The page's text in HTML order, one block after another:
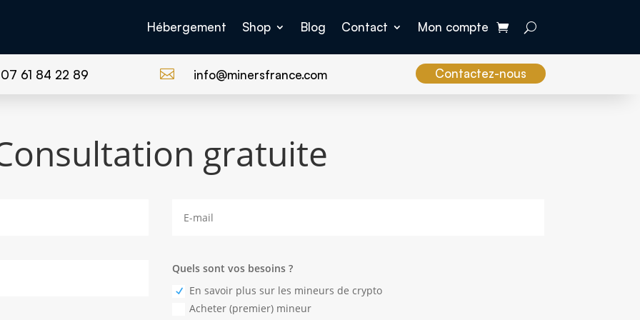
Hébergement Shop Blog Contact Mon compte
07 61 84 22 89  info@minersfrance.com Contactez-nous
gratuite
Quels sont vos besoins ?
En savoir plus sur les mineurs de crypto
Acheter (premier) mineur